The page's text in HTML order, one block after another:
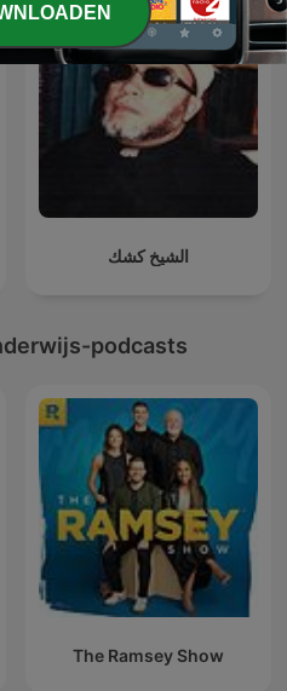
الشيخ كشك
podcasts
The Ramsey Show